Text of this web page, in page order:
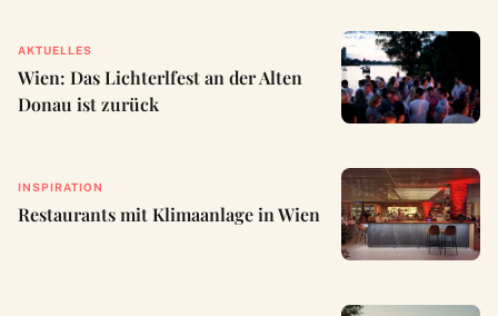
AKTUELLES
Wien: Das Lichterlfest an der Alten
Donau ist zurück
INSPIRATION
Restaurants mit Klimaanlage in Wien